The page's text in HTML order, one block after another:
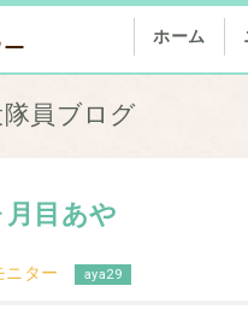
ホーム
員ブログ
目あや
ニター aya29